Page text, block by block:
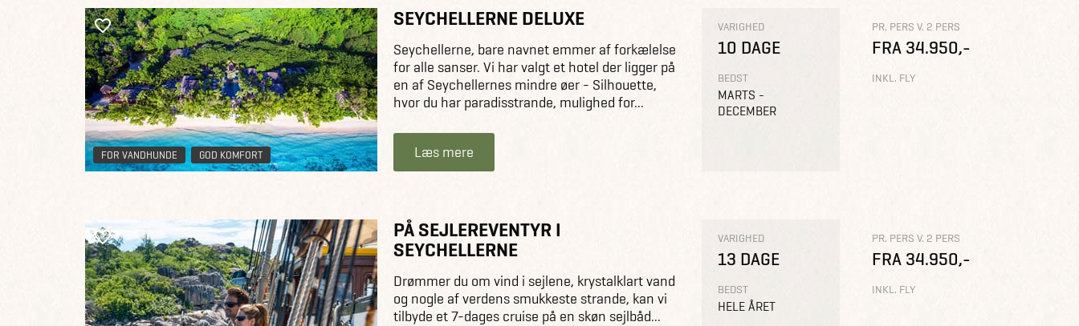
FOR VANDHUNDE GOD KOMFORT
SEYCHELLERNE DELUXE
Seychellerne, bare navnet emmer af forkælelse
for alle sanser. Vi har valgt et hotel der ligger på
en af Seychellernes mindre øer - Silhouette,
hvor du har paradisstrande, mulighed for...
Læs mere
VARIGHED
10 DAGE
BEDST
MARTS -
DECEMBER
PR. PERS V. 2 PERS
FRA 34.950,-
INKL. FLY
PÅ SEJLEREVENTYR I
SEYCHELLERNE
Drømmer du om vind i sejlene, krystalklart vand
og nogle af verdens smukkeste strande, kan vi
tilbyde et 7-dages cruise på en skøn sejlbåd...
VARIGHED
13 DAGE
BEDST
HELE ÅRET
PR. PERS V. 2 PERS
FRA 34.950,-
INKL. FLY